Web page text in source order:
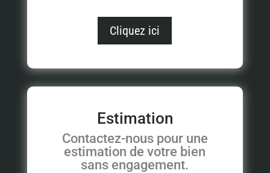
Cliquez ici
Estimation
Contactez-nous pour une
estimation de votre bien
sans engagement.